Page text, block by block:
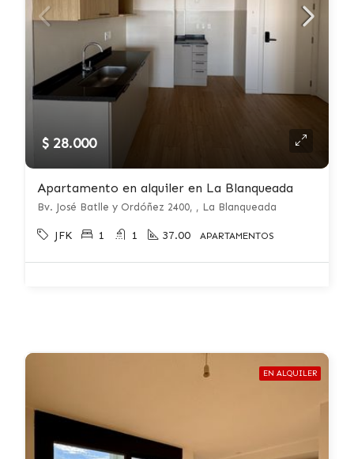
$ 28.000
Apartamento en alquiler en La Blanqueada
Bv. José Batlle y Ordóñez 2400, , La Blanqueada
JFK 1 1 37.00 APARTAMENTOS
EN ALQUILER